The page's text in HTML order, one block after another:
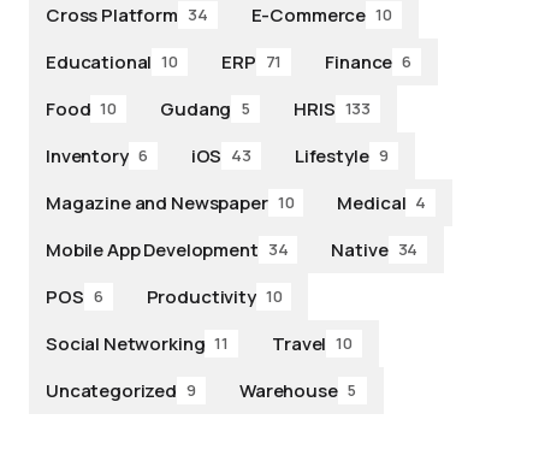
Cross Platform 34 E-Commerce 10
Educational 10 ERP 71 Finance 6
Food 10 Gudang 5 HRIS 133
Inventory 6 iOS 43 Lifestyle 9
Magazine and Newspaper 10 Medical 4
Mobile App Development 34 Native 34
POS 6 Productivity 10
Social Networking 11 Travel 10
Uncategorized 9 Warehouse 5